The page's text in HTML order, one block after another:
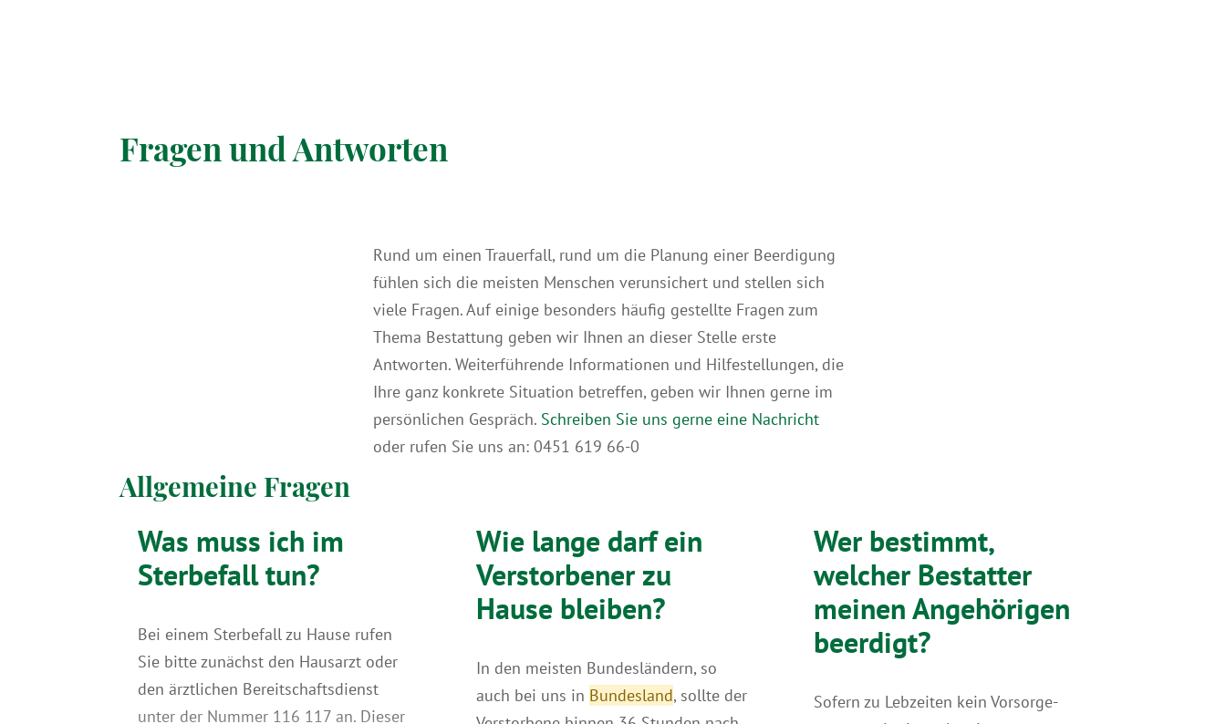
Fragen und Antworten
Rund um einen Trauerfall, rund um die Planung einer Beerdigung
fühlen sich die meisten Menschen verunsichert und stellen sich
viele Fragen. Auf einige besonders häufig gestellte Fragen zum
Thema Bestattung geben wir Ihnen an dieser Stelle erste
Antworten. Weiterführende Informationen und Hilfestellungen, die
Ihre ganz konkrete Situation betreffen, geben wir Ihnen gerne im
persönlichen Gespräch. Schreiben Sie uns gerne eine Nachricht
oder rufen Sie uns an: 0451 619 66-0
Allgemeine Fragen
Was muss ich im
Sterbefall tun?
Bei einem Sterbe­fall zu Hause rufen
Sie bitte zunächst den Hausarzt oder
den ärzt­lichen Bereit­schafts­dienst
unter der Nummer 116 117 an. Dieser
Wie lange darf ein
Verstorbener zu
Hause bleiben?
In den meisten Bundes­länd­ern, so
auch bei uns in Bundesland, sollte der
Wer bestimmt,
welcher Bestatter
meinen Angehörigen
beerdigt?
Sofern zu Lebzeiten kein Vorsorge­